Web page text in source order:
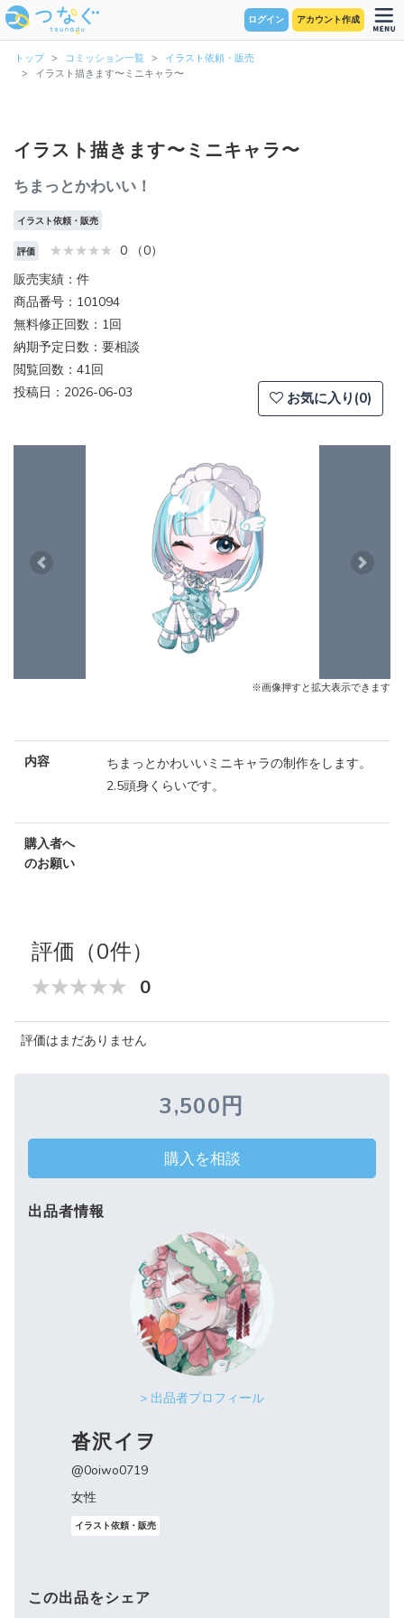
ログイン アカウント作成
トップ コミッション一覧
イラスト依頼・販売
イラスト描きます〜ミニキャラ〜
イラスト描きます〜ミニキャラ〜
ちまっとかわいい！
イラスト依頼・販売
評価
0 （0）
販売実績：件
商品番号：101094
無料修正回数：1回
納期予定日数：要相談
閲覧回数：41回
投稿日：2026-06-03
お気に入り(0)
Previous Next
※画像押すと拡大表示できます
内容
ちまっとかわいいミニキャラの制作をします。
2.5頭身くらいです。
購入者へ
のお願い
評価（0件）
0
評価はまだありません
3,500円
購入を相談
出品者情報
> 出品者プロフィール
沓沢イヲ
@0oiwo0719
女性
イラスト依頼・販売
この出品をシェア